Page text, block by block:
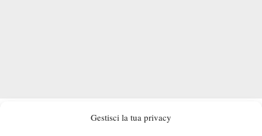
Gestisci la tua privacy